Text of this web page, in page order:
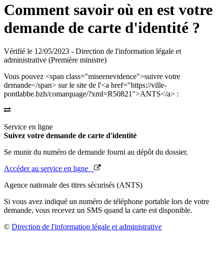
Comment savoir où en est votre
demande de carte d'identité ?
Vérifié le 12/05/2023 - Direction de l'information légale et
administrative (Première ministre)
Vous pouvez <span class="miseenevidence">suivre votre
demande</span> sur le site de l'<a href="https://ville-
pontlabbe.bzh/comarquage/?xml=R50821">ANTS</a> :
Service en ligne
Suivez votre demande de carte d'identité
Se munir du numéro de demande fourni au dépôt du dossier.
Accéder au service en ligne
Agence nationale des titres sécurisés (ANTS)
Si vous avez indiqué un numéro de téléphone portable lors de votre
demande, vous recevez un SMS quand la carte est disponible.
© Direction de l'information légale et administrative